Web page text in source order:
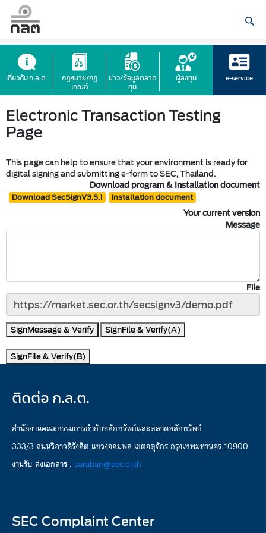
เกี่ยวกับ ก.ล.ต.
กฎหมาย/กฎ
เกณฑ์
ข่าว/ข้อมูลตลาด
ทุน
ผู้ลงทุน e-service
Electronic Transaction Testing
Page
This page can help to ensure that your environment is ready for
digital signing and submitting e-form to SEC, Thailand.
Download program & Installation document
Download SecSignV3.5.1 Installation document
Your current version
Message
File
SignMessage & Verify
SignFile & Verify(A)
SignFile & Verify(B)
ติดต่อ ก.ล.ต.
สำนักงานคณะกรรมการกำกับหลักทรัพย์และตลาดหลักทรัพย์
333/3 ถนนวิภาวดีรังสิต แขวงจอมพล เขตจตุจักร กรุงเทพมหานคร 10900
งานรับ-ส่งเอกสาร : saraban@sec.or.th
SEC Complaint Center